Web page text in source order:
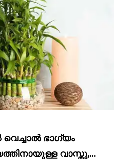
വെച്ചാൽ ഭാഗ്യം
വാസ്തു,